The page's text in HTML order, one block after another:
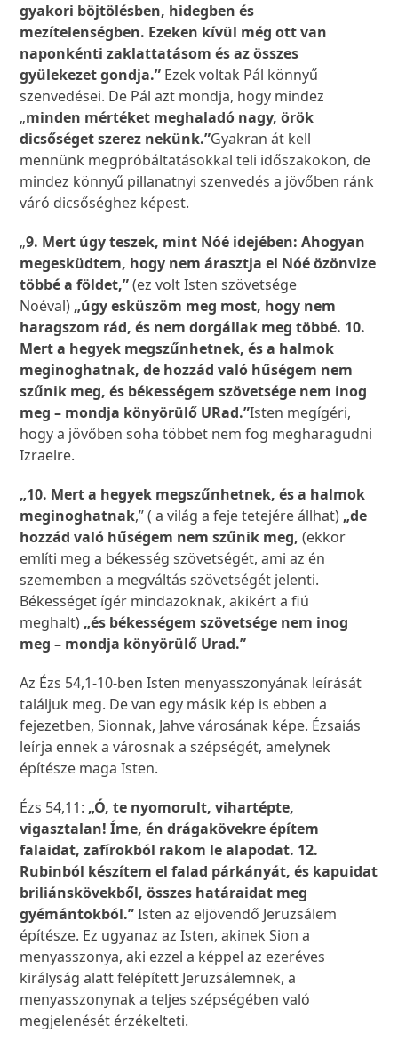
gyakori böjtölésben, hidegben és
mezítelenségben. Ezeken kívül még ott van
naponkénti zaklattatásom és az összes
gyülekezet gondja.” Ezek voltak Pál könnyű
szenvedései. De Pál azt mondja, hogy mindez
„minden mértéket meghaladó nagy, örök
dicsőséget szerez nekünk.”Gyakran át kell
mennünk megpróbáltatásokkal teli időszakokon, de
mindez könnyű pillanatnyi szenvedés a jövőben ránk
váró dicsőséghez képest.
„9. Mert úgy teszek, mint Nóé idejében: Ahogyan
megesküdtem, hogy nem árasztja el Nóé özönvize
többé a földet,”(ez volt Isten szövetsége
Noéval) „úgy esküszöm meg most, hogy nem
haragszom rád, és nem dorgállak meg többé. 10.
Mert a hegyek megszűnhetnek, és a halmok
meginoghatnak, de hozzád való hűségem nem
szűnik meg, és békességem szövetsége nem inog
meg – mondja könyörülő URad.”Isten megígéri,
hogy a jövőben soha többet nem fog megharagudni
Izraelre.
„10. Mert a hegyek megszűnhetnek, és a halmok
meginoghatnak,” ( a világ a feje tetejére állhat) „de
hozzád való hűségem nem szűnik meg,(ekkor
említi meg a békesség szövetségét, ami az én
szememben a megváltás szövetségét jelenti.
Békességet ígér mindazoknak, akikért a fiú
meghalt) „és békességem szövetsége nem inog
meg – mondja könyörülő Urad.”
Az Ézs 54,1-10-ben Isten menyasszonyának leírását
találjuk meg. De van egy másik kép is ebben a
fejezetben, Sionnak, Jahve városának képe. Ézsaiás
leírja ennek a városnak a szépségét, amelynek
építésze maga Isten.
Ézs 54,11: „Ó, te nyomorult, vihartépte,
vigasztalan! Íme, én drágakövekre építem
falaidat, zafírokból rakom le alapodat. 12.
Rubinból készítem el falad párkányát, és kapuidat
briliánskövekből, összes határaidat meg
gyémántokból.”Isten az eljövendő Jeruzsálem
építésze. Ez ugyanaz az Isten, akinek Sion a
menyasszonya, aki ezzel a képpel az ezeréves
királyság alatt felépített Jeruzsálemnek, a
menyasszonynak a teljes szépségében való
megjelenését érzékelteti.